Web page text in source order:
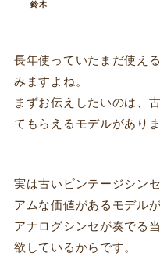
鈴木
長年使っていたまだ使え
みますよね。
まずお伝えしたいのは、
てもらえるモデルがありま
実は古いビンテージシン
アムな価値があるモデル
アナログシンセが奏でる
欲しているからです。